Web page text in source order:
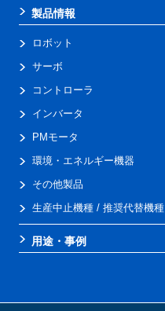
製品情報
ロボット
サーボ
コントローラ
インバータ
PMモータ
環境・エネルギー機器
その他製品
生産中止機種 / 推奨代替機種
用途・事例